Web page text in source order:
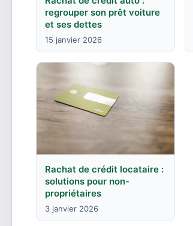
regrouper son prêt voiture
et ses dettes
15 janvier 2026
Rachat de crédit locataire :
solutions pour non-
propriétaires
3 janvier 2026